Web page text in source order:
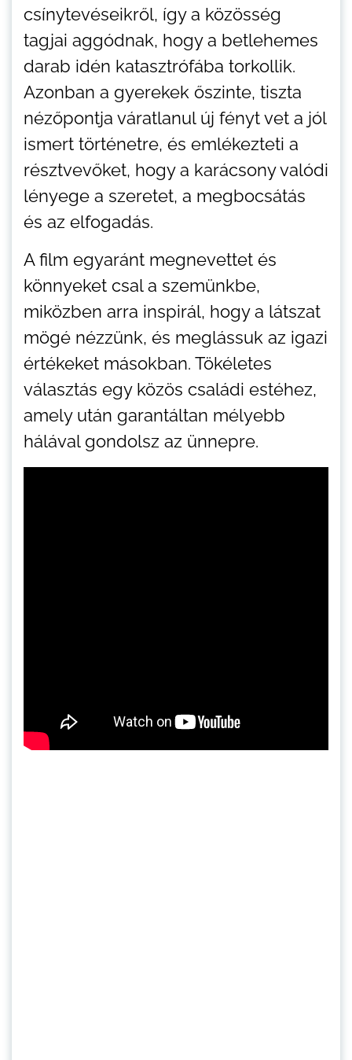
csínytevéseikről, így a közösség
tagjai aggódnak, hogy a betlehemes
darab idén katasztrófába torkollik.
Azonban a gyerekek őszinte, tiszta
nézőpontja váratlanul új fényt vet a jól
ismert történetre, és emlékezteti a
résztvevőket, hogy a karácsony valódi
lényege a szeretet, a megbocsátás
és az elfogadás.
A film egyaránt megnevettet és
könnyeket csal a szemünkbe,
miközben arra inspirál, hogy a látszat
mögé nézzünk, és meglássuk az igazi
értékeket másokban. Tökéletes
választás egy közös családi estéhez,
amely után garantáltan mélyebb
hálával gondolsz az ünnepre.